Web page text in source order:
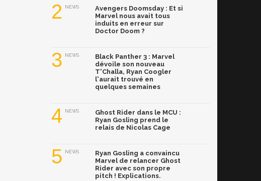
2 NEWS
Avengers Doomsday : Et si
Marvel nous avait tous
induits en erreur sur
Doctor Doom ?
3 NEWS
Black Panther 3 : Marvel
dévoile son nouveau
T'Challa, Ryan Coogler
l'aurait trouvé en
quelques semaines
4 NEWS
Ghost Rider dans le MCU :
Ryan Gosling prend le
relais de Nicolas Cage
5 NEWS
Ryan Gosling a convaincu
Marvel de relancer Ghost
Rider avec son propre
pitch ! Explications.